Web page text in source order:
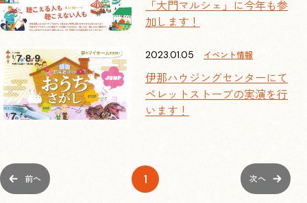
TEL
フォームでのお問い合わせ
「大門マルシェ」に今年も参
加します！
2023.01.05 イベント情報
伊那ハウジングセンターにて
ペレットストーブの実演を行
います！
前へ 1 次へ